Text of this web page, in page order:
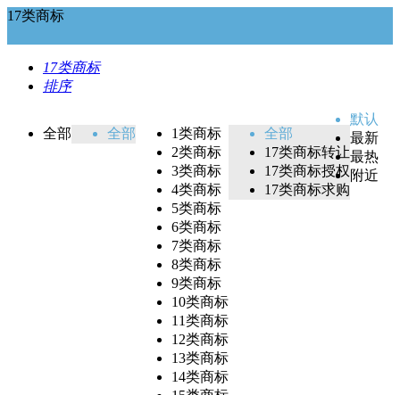
17类商标
17类商标
排序
全部 全部
1类商标
2类商标
3类商标
4类商标
5类商标
6类商标
7类商标
8类商标
9类商标
10类商标
11类商标
12类商标
13类商标
14类商标
全部
17类商标转让
17类商标授权
17类商标求购
默认
最新
最热
附近